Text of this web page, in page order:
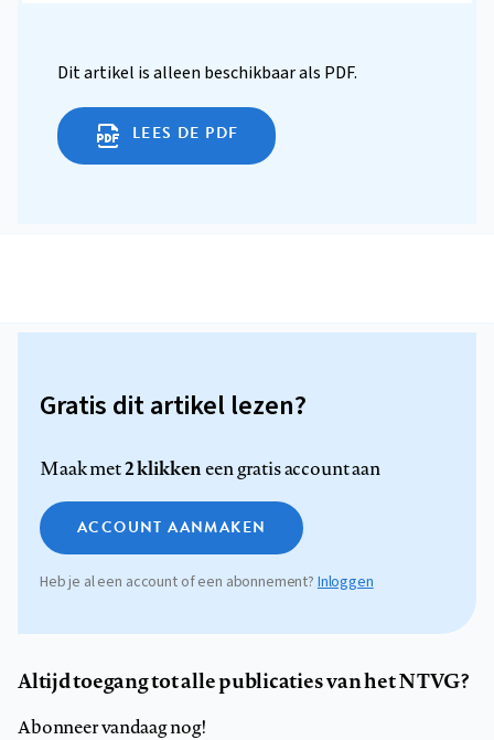
Dit artikel is alleen beschikbaar als PDF.
LEES DE PDF
Gratis dit artikel lezen?
Maak met2 klikkeneen gratis account aan
ACCOUNT AANMAKEN
Heb je al een account of een abonnement? Inloggen
Altijd toegang tot alle publicaties van het NTVG?
Abonneer vandaag nog!